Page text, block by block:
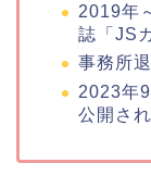
2019年
誌「JS
事務所
2023年
公開さ